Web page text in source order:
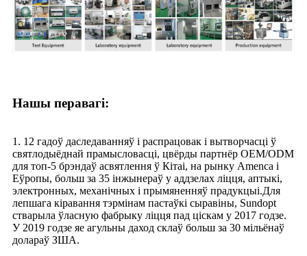
Нашы перавагі:
1. 12 гадоў даследаванняў і распрацовак і вытворчасці ў
святлодыёднай прамысловасці, цвёрды партнёр OEM/ODM
для топ-5 брэндаў асвятлення ў Кітаі, на рынку Amenca і
Еўропы, больш за 35 інжынераў у аддзелах ліцця, аптыкі,
электронных, механічных і прымяненняў прадукцыі.Для
лепшага кіравання тэрмінам пастаўкі сыравіны, Sundopt
стварыла ўласную фабрыку ліцця пад ціскам у 2017 годзе.
У 2019 годзе яе агульны даход склаў больш за 30 мільёнаў
долараў ЗША.